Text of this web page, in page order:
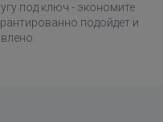
под ключ - экономите
подойдет и